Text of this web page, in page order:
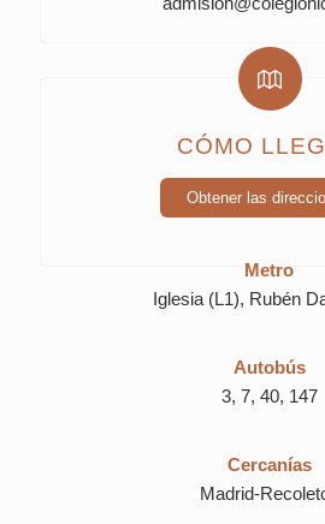
CÓMO
Metro
Iglesia (L1), Rubén
Autobús
3, 7, 40, 147
Cercanías
Madrid-